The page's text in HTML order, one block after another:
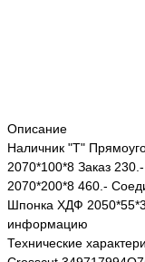
Описание
Наличник "Т"
2070*100*8 Заказ
2070*200*8 460.-
Шпонка ХДФ
информацию
Технические